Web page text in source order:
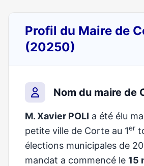
Profil du Maire de
(20250)
Nom du maire de
M. Xavier POLI a été élu
petite ville de Corte au 1er
élections municipales de
mandat a commencé le 15